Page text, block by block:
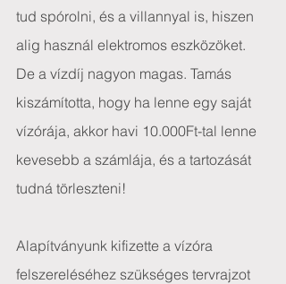
tud spórolni, és a villannyal is, hiszen
alig használ elektromos eszközöket.
De a vízdíj nagyon magas. Tamás
kiszámította, hogy ha lenne egy saját
vízórája, akkor havi 10.000Ft-tal lenne
kevesebb a számlája, és a tartozását
tudná törleszteni!
Alapítványunk kifizette a vízóra
felszereléséhez szükséges tervrajzot